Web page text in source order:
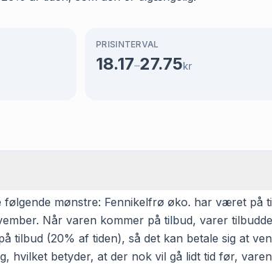
PRISINTERVAL
18.17–27.75kr
følgende mønstre: Fennikelfrø øko. har været på
Når varen kommer på tilbud, varer
tilbud (20% af tiden), så det kan betale sig at
hvilket betyder, at der nok vil gå lidt tid før,